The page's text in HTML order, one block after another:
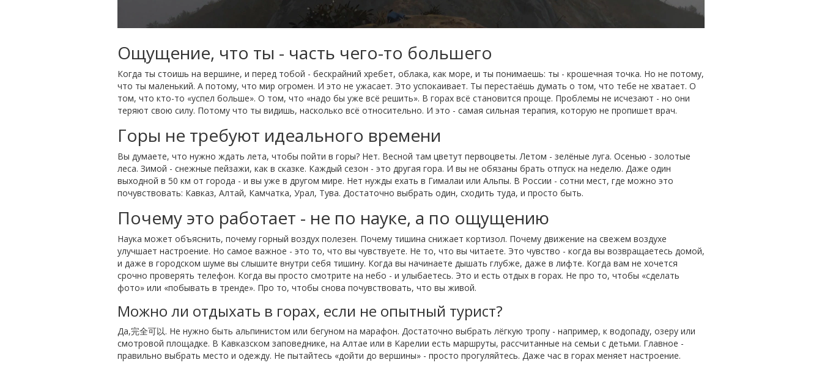
Ощущение, что ты - часть чего-то большего
Когда ты стоишь на вершине, и перед тобой - бескрайний хребет, облака, как море, и ты понимаешь: ты - крошечная точка. Но не потому,
что ты маленький. А потому, что мир огромен. И это не ужасает. Это успокаивает. Ты перестаёшь думать о том, что тебе не хватает. О
том, что кто-то «успел больше». О том, что «надо бы уже всё решить». В горах всё становится проще. Проблемы не исчезают - но они
теряют свою силу. Потому что ты видишь, насколько всё относительно. И это - самая сильная терапия, которую не пропишет врач.
Горы не требуют идеального времени
Вы думаете, что нужно ждать лета, чтобы пойти в горы? Нет. Весной там цветут первоцветы. Летом - зелёные луга. Осенью - золотые
леса. Зимой - снежные пейзажи, как в сказке. Каждый сезон - это другая гора. И вы не обязаны брать отпуск на неделю. Даже один
выходной в 50 км от города - и вы уже в другом мире. Нет нужды ехать в Гималаи или Альпы. В России - сотни мест, где можно это
почувствовать: Кавказ, Алтай, Камчатка, Урал, Тува. Достаточно выбрать один, сходить туда, и просто быть.
Почему это работает - не по науке, а по ощущению
Наука может объяснить, почему горный воздух полезен. Почему тишина снижает кортизол. Почему движение на свежем воздухе
улучшает настроение. Но самое важное - это то, что вы чувствуете. Не то, что вы читаете. Это чувство - когда вы возвращаетесь домой,
и даже в городском шуме вы слышите внутри себя тишину. Когда вы начинаете дышать глубже, даже в лифте. Когда вам не хочется
срочно проверять телефон. Когда вы просто смотрите на небо - и улыбаетесь. Это и есть отдых в горах. Не про то, чтобы «сделать
фото» или «побывать в тренде». Про то, чтобы снова почувствовать, что вы живой.
Можно ли отдыхать в горах, если не опытный турист?
Да,完全可以. Не нужно быть альпинистом или бегуном на марафон. Достаточно выбрать лёгкую тропу - например, к водопаду, озеру или
смотровой площадке. В Кавказском заповеднике, на Алтае или в Карелии есть маршруты, рассчитанные на семьи с детьми. Главное -
правильно выбрать место и одежду. Не пытайтесь «дойти до вершины» - просто прогуляйтесь. Даже час в горах меняет настроение.